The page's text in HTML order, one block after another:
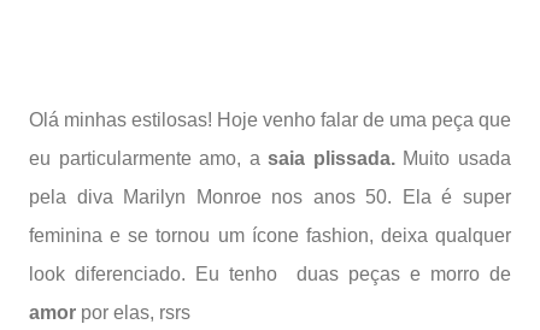
Olá minhas estilosas! Hoje venho falar de uma peça que
eu particularmente amo, a saia plissada. Muito usada
pela diva Marilyn Monroe nos anos 50. Ela é super
feminina e se tornou um ícone fashion, deixa qualquer
look diferenciado. Eu tenho duas peças e morro de
amor por elas, rsrs